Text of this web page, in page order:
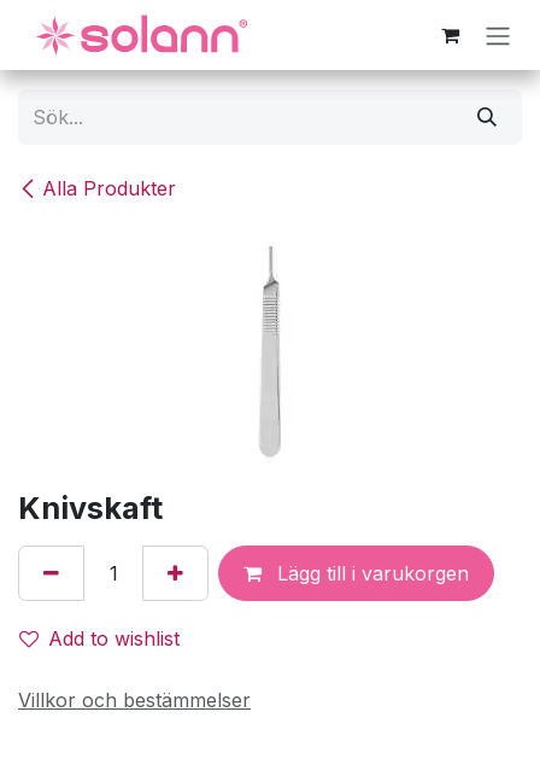
Hoppa till innehåll
Alla Produkter
Knivskaft
Lägg till i varukorgen
Add to wishlist
Villkor och bestämmelser